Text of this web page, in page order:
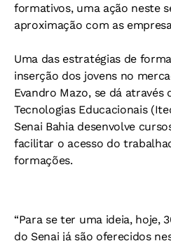
formativos, uma ação neste
aproximação com as
Uma das estratégias de
inserção dos jovens no
Evandro Mazo, se dá
Tecnologias Educacionais
Senai Bahia desenvolve
facilitar o acesso do
formações.
“Para se ter uma ideia, hoje,
do Senai já são oferecidos